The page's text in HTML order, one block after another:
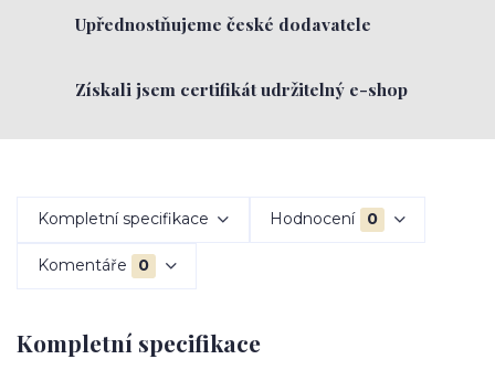
Upřednostňujeme české dodavatele
Získali jsem certifikát udržitelný e-shop
Kompletní specifikace Hodnocení 0
Komentáře 0
Kompletní specifikace